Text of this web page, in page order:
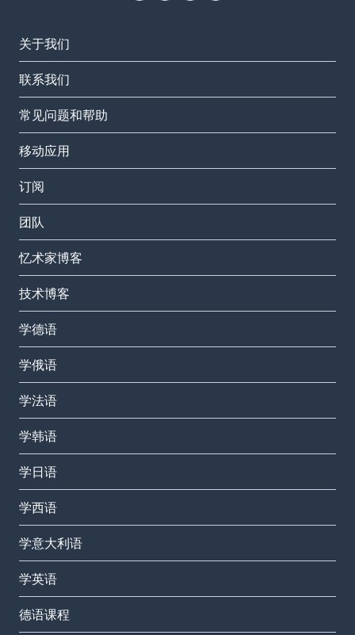
关于我们
联系我们
常见问题和帮助
移动应用
订阅
团队
忆术家博客
技术博客
学德语
学俄语
学法语
学韩语
学日语
学西语
学意大利语
学英语
德语课程